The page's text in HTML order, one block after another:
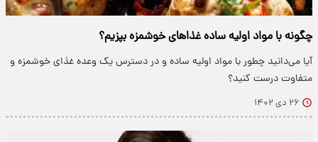
چگونه با مواد اولیه ساده غذاهای خوشمزه بپزیم؟
آیا می‌دانید چطور با مواد اولیه ساده و در دسترس یک وعده غذای خوشمزه و
متفاوت درست کنید؟
۲۶ دی ۱۴۰۲